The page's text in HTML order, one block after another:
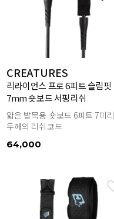
CREATURES
리라이언스 프로 6피트 슬림핏
7mm 숏보드 서핑리쉬
얇은 발목용 숏보드 6피트 7미리
두께의 리쉬코드
64,000